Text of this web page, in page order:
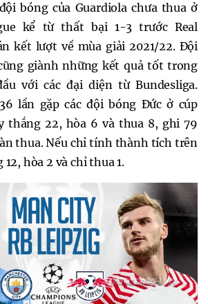
bóng của Guardiola chưa thua ở
kể từ thất bại 1-3 trước Real
kết lượt về mùa giải 2021/22. Đội
giành những kết quả tốt trong
với các đại diện từ Bundesliga.
lần gặp các đội bóng Đức ở cúp
thắng 22, hòa 6 và thua 8, ghi 79
thua. Nếu chỉ tính thành tích trên
hòa 2 và chỉ thua 1.